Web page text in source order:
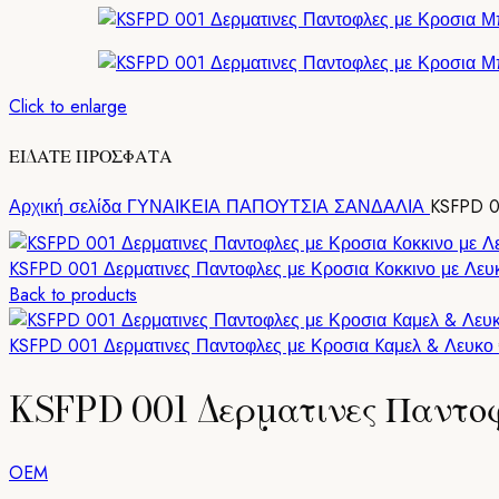
Click to enlarge
ΕΙΔΑΤΕ ΠΡΟΣΦΑΤΑ
Αρχική σελίδα ΓΥΝΑΙΚΕΙΑ ΠΑΠΟΥΤΣΙΑ ΣΑΝΔΑΛΙΑ KSFPD
KSFPD 001 Δερματινες Παντοφλες με Κροσια Kοκκινο με
Back to products
KSFPD 001 Δερματινες Παντοφλες με Κροσια Kαμελ & Λευκο
KSFPD 001 Δερματινες
OEM